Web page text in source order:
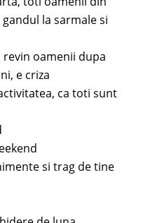
la sarmale si
oamenii dupa
e criza
ca toti sunt
si trag de tine